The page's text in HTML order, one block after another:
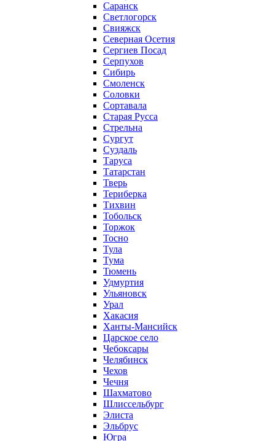
Саранск
Светлогорск
Свияжск
Северная Осетия
Сергиев Посад
Серпухов
Сибирь
Смоленск
Соловки
Сортавала
Старая Русса
Стрельна
Сургут
Суздаль
Таруса
Татарстан
Тверь
Териберка
Тихвин
Тобольск
Торжок
Тосно
Тула
Тума
Тюмень
Удмуртия
Ульяновск
Урал
Хакасия
Ханты-Мансийск
Царское село
Чебоксары
Челябинск
Чехов
Чечня
Шахматово
Шлиссельбург
Элиста
Эльбрус
Югра